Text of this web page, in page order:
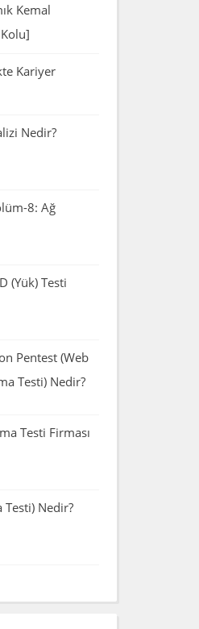
Kemal
Kariyer
Nedir?
8: Ağ
(Yük) Testi
Pentest (Web
Testi) Nedir?
Testi Firması
Testi) Nedir?